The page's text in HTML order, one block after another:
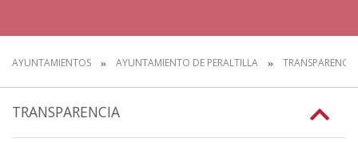
AYUNTAMIENTOS AYUNTAMIENTO DE PERALTILLA TRANSPARENCIA
TRANSPARENCIA